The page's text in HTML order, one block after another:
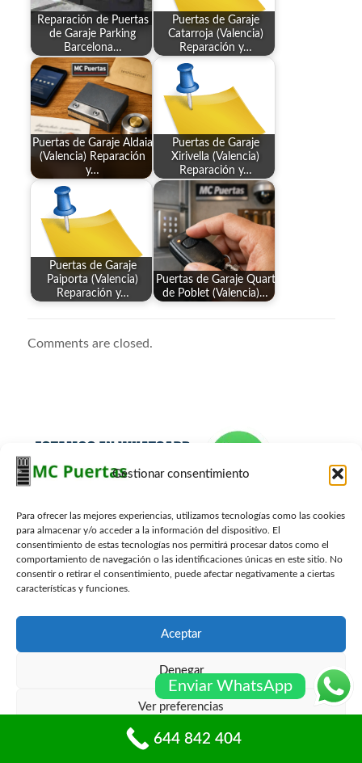
Gestionar consentimiento
Para ofrecer las mejores experiencias, utilizamos tecnologías como las cookies
para almacenar y/o acceder a la información del dispositivo. El
consentimiento de estas tecnologías nos permitirá procesar datos como el
comportamiento de navegación o las identificaciones únicas en este sitio. No
consentir o retirar el consentimiento, puede afectar negativamente a ciertas
características y funciones.
Aceptar
Denegar
Ver preferencias
Política de cookiesPolíticas de privacidad
Reparación de Puertas
de Garaje Parking
Barcelona…
Puertas de Garaje
Catarroja (Valencia)
Reparación y…
Puertas de Garaje Aldaia
(Valencia) Reparación
y…
Puertas de Garaje
Xirivella (Valencia)
Reparación y…
Puertas de Garaje
Paiporta (Valencia)
Reparación y…
Puertas de Garaje Quart
de Poblet (Valencia)…
Comments are closed.
Contacto Carpinteros
644 842 404
Whatsapp
Presupuesto Gratis
Nombre*
Enviar WhatsApp
644 842 404